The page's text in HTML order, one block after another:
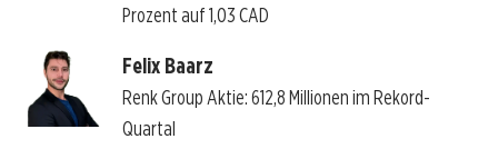
Prozent auf 1,03 CAD
Felix Baarz
Renk Group Aktie: 612,8 Millionen im Rekord-
Quartal